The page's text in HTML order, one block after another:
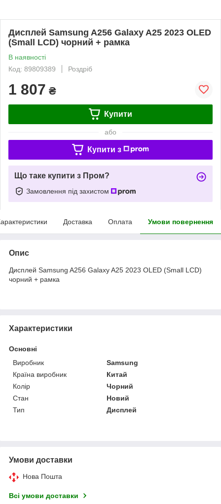
Дисплей Samsung A256 Galaxy A25 2023 OLED
(Small LCD) чорний + рамка
В наявності
Код: 89809389
Роздріб
1 807 ₴
Купити
або
Купити з
Що таке купити з Пром?
Замовлення під захистом
Доставка Оплата Умови повернення
Опис
Дисплей Samsung A256 Galaxy A25 2023 OLED (Small LCD)
чорний + рамка
Характеристики
Основні
Виробник
Samsung
Країна виробник
Китай
Колір
Чорний
Стан
Новий
Тип
Дисплей
Умови доставки
Нова Пошта
Всі умови доставки